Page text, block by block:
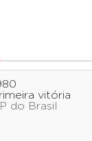
vitória
do Brasil